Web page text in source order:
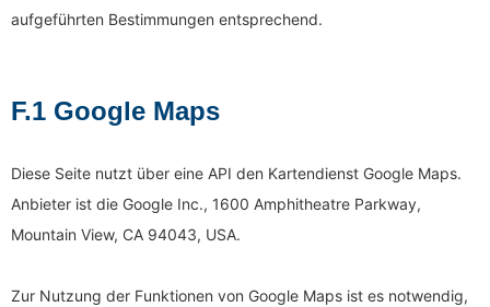
aufgeführten Bestimmungen entsprechend.
F.1 Google Maps
Diese Seite nutzt über eine API den Kartendienst Google Maps.
Anbieter ist die Google Inc., 1600 Amphitheatre Parkway,
Mountain View, CA 94043, USA.
Zur Nutzung der Funktionen von Google Maps ist es notwendig,